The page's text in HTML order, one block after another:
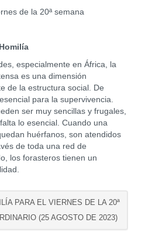
de la 20ª semana
Homilía
especialmente en África, la
es una dimensión
de la estructura social. De
para la supervivencia.
ser muy sencillas y frugales,
lo esencial. Cuando una
huérfanos, son atendidos
de toda una red de
los forasteros tienen un
PARA EL VIERNES DE LA 20ª
(25 AGOSTO DE 2023)